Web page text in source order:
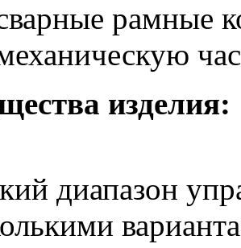
рамные
изделия:
диапазон